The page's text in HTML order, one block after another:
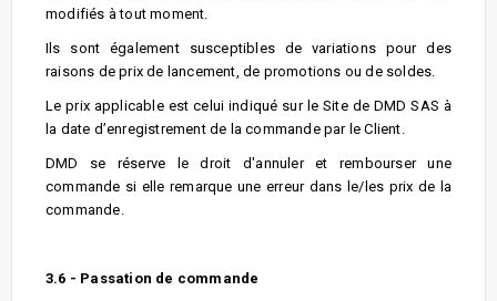
modifiés à tout moment.
Ils sont également susceptibles de variations pour des
raisons de prix de lancement, de promotions ou de soldes.
Le prix applicable est celui indiqué sur le Site de DMD SAS à
la date d’enregistrement de la commande par le Client.
DMD se réserve le droit d'annuler et rembourser une
commande si elle remarque une erreur dans le/les prix de la
commande.
3.6 - Passation de commande